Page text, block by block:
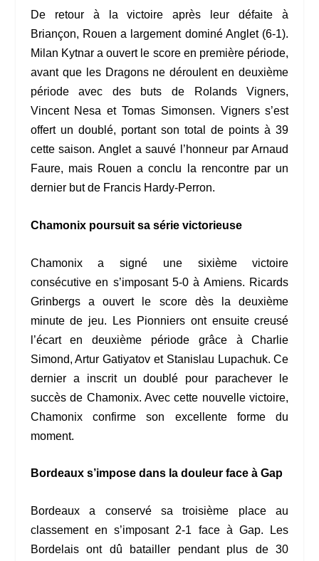
De retour à la victoire après leur défaite à
Briançon, Rouen a largement dominé Anglet (6-1).
Milan Kytnar a ouvert le score en première période,
avant que les Dragons ne déroulent en deuxième
période avec des buts de Rolands Vigners,
Vincent Nesa et Tomas Simonsen. Vigners s’est
offert un doublé, portant son total de points à 39
cette saison. Anglet a sauvé l’honneur par Arnaud
Faure, mais Rouen a conclu la rencontre par un
dernier but de Francis Hardy-Perron.
Chamonix poursuit sa série victorieuse
Chamonix a signé une sixième victoire
consécutive en s’imposant 5-0 à Amiens. Ricards
Grinbergs a ouvert le score dès la deuxième
minute de jeu. Les Pionniers ont ensuite creusé
l’écart en deuxième période grâce à Charlie
Simond, Artur Gatiyatov et Stanislau Lupachuk. Ce
dernier a inscrit un doublé pour parachever le
succès de Chamonix. Avec cette nouvelle victoire,
Chamonix confirme son excellente forme du
moment.
Bordeaux s’impose dans la douleur face à Gap
Bordeaux a conservé sa troisième place au
classement en s’imposant 2-1 face à Gap. Les
Bordelais ont dû batailler pendant plus de 30